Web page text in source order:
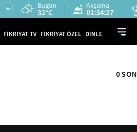
Bugün
32°C
Akşama
01:34:27
FİKRİYAT TV FİKRİYAT ÖZEL DİNLE
0